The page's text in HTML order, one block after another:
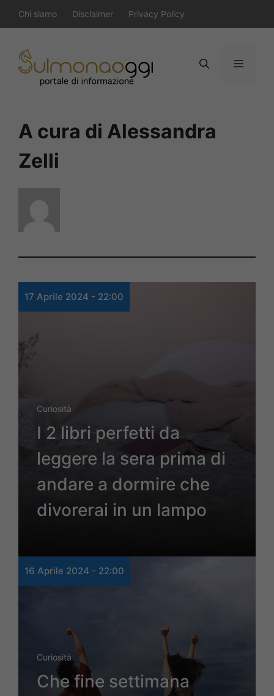
al
contenuto
Chi siamo Disclaimer Privacy Policy
Menu
A cura di Alessandra
Zelli
17 Aprile 2024 - 22:00
Curiosità
I 2 libri perfetti da
leggere la sera prima di
andare a dormire che
divorerai in un lampo
16 Aprile 2024 - 22:00
Curiosità
Che fine settimana